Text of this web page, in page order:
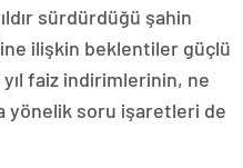
sürdürdüğü şahin
ilişkin beklentiler güçlü
faiz indirimlerinin, ne
yönelik soru işaretleri de